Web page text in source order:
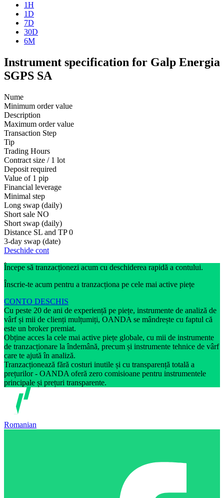
1H
1D
7D
30D
6M
Instrument specification for Galp Energia
SGPS SA
Nume
Minimum order value
Description
Maximum order value
Transaction Step
Tip
Trading Hours
Contract size / 1 lot
Deposit required
Value of 1 pip
Financial leverage
Minimal step
Long swap (daily)
Short sale NO
Short swap (daily)
Distance SL and TP 0
3-day swap (date)
Deschide cont
Începe să tranzacționezi acum cu deschiderea rapidă a contului.
Înscrie-te acum pentru a tranzacționa pe cele mai active piețe
CONTO DESCHIS
Cu peste 20 de ani de experiență pe piețe, instrumente de analiză de
vârf și mii de clienți mulțumiți, OANDA se mândrește cu faptul că
este un broker premiat.
Obține acces la cele mai active piețe globale, cu mii de instrumente
de tranzacționare la îndemână, precum și instrumente tehnice de vârf
care te ajută în analiză.
Tranzacționează fără costuri inutile și cu transparență totală a
prețurilor - OANDA oferă zero comisioane pentru instrumentele
principale și prețuri transparente.
Romanian